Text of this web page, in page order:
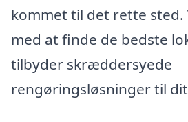
kommet til det rette
med at finde de bedste
tilbyder skræddersyede
rengøringsløsninger til